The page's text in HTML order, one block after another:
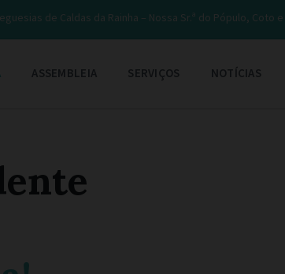
de Caldas da Rainha – Nossa Sr.ª do Pópulo, Coto
ASSEMBLEIA SERVIÇOS NOTÍCIAS